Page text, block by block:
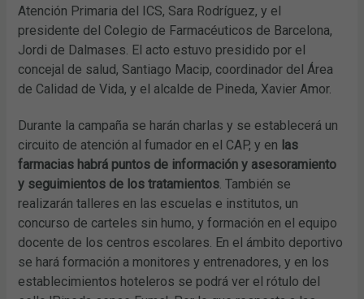
Atención Primaria del ICS, Sara Rodríguez, y el
presidente del Colegio de Farmacéuticos de Barcelona,
Jordi de Dalmases. El acto estuvo presidido por el
concejal de salud, Santiago Macip, coordinador del Área
de Calidad de Vida, y el alcalde de Pineda, Xavier Amor.
Durante la campaña se harán charlas y se establecerá un
circuito de atención al fumador en el CAP, y en las
farmacias habrá puntos de información y asesoramiento
y seguimientos de los tratamientos. También se
realizarán talleres en las escuelas e institutos, un
concurso de carteles sin humo, y formación en el equipo
docente de los centros escolares. En el ámbito deportivo
se hará formación a monitores y entrenadores, y en los
establecimientos hoteleros se podrá ver el rótulo del